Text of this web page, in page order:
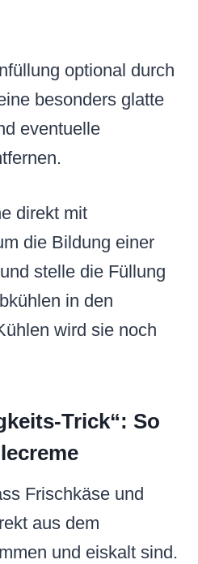
optional durch
besonders glatte
eventuelle
direkt mit
die Bildung einer
stelle die Füllung
in den
wird sie noch
Trick“: So
Frischkäse und
aus dem
und eiskalt sind.